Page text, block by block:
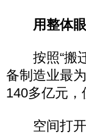
用整体
按照“搬迁
备制造业最
140多亿元，
空间打开